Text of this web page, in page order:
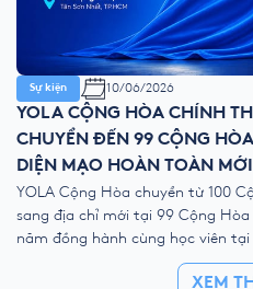
Sự kiện 10/06/2026
YOLA CỘNG HÒA CHÍNH
CHUYỂN ĐẾN 99 CỘNG
DIỆN MẠO HOÀN TOÀN MỚI
YOLA Cộng Hòa chuyển từ 100
sang địa chỉ mới tại 99 Cộng Hòa
năm đồng hành cùng học viên tại
Cộng Hòa, phường Tân Sơn Nhất,
YOLA Cộng Hòa chính thứcXEM